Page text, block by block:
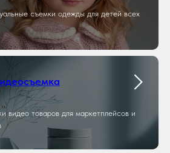
съемки одежды для детей всех
видео товаров для маркетплейсов и